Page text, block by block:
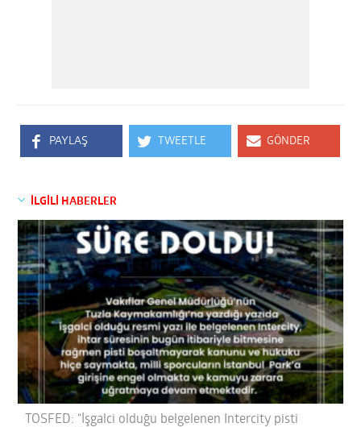
PAYLAŞ TWEETLE GÖNDER
İLGİLİ HABERLER
TOSFED: “İşgalci olduğu belgelenen Intercity pisti